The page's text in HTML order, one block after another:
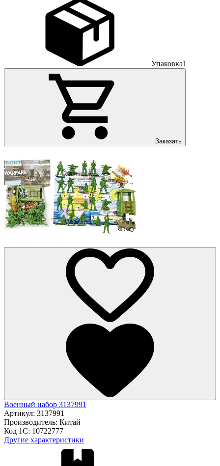
Упаковка1
Заказать
Военный набор 3137991
Артикул: 3137991
Производитель: Китай
Код 1С: 10722777
Другие характеристики